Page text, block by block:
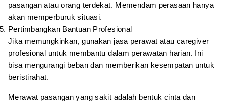
pasangan atau orang terdekat. Memendam perasaan hanya
akan memperburuk situasi.
Pertimbangkan Bantuan Profesional
Jika memungkinkan, gunakan jasa perawat atau caregiver
profesional untuk membantu dalam perawatan harian. Ini
bisa mengurangi beban dan memberikan kesempatan untuk
beristirahat.
Merawat pasangan yang sakit adalah bentuk cinta dan